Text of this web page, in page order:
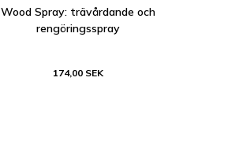
Wood Spray: trävårdande och
rengöringsspray
174,00 SEK